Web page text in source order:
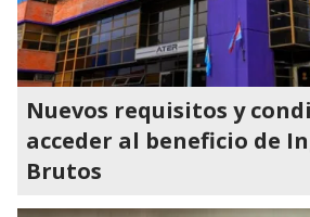
Nuevos requisitos y
acceder al beneficio de
Brutos